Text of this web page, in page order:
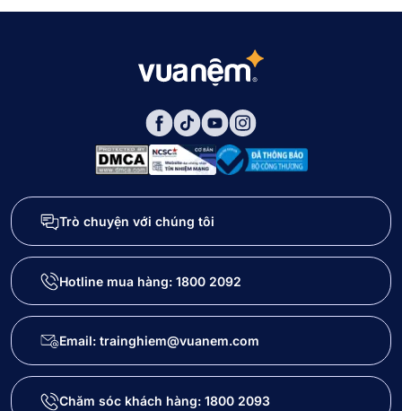
Trò chuyện với chúng tôi
Hotline mua hàng: 1800 2092
Email: trainghiem@vuanem.com
Chăm sóc khách hàng: 1800 2093